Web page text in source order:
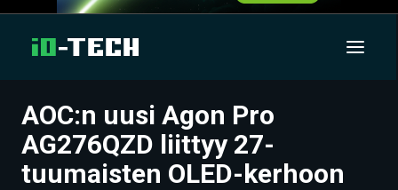
UUTISET
ARTIKKELIT
AOC:n uusi Agon Pro
AG276QZD liittyy 27-
tuumaisten OLED-kerhoon